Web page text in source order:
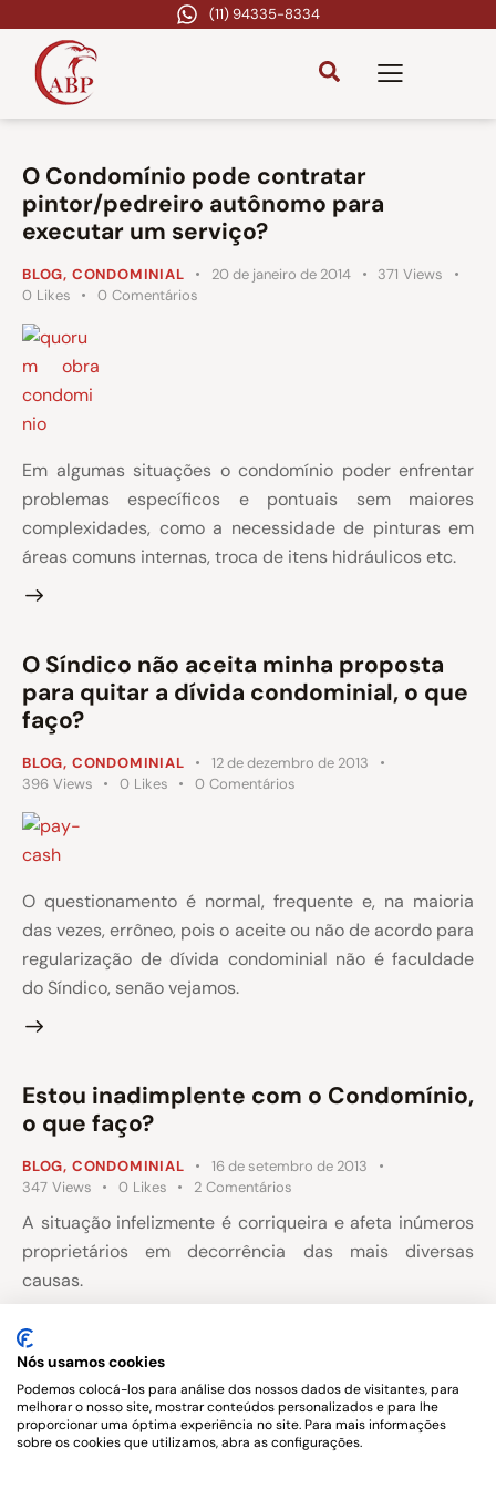
(11) 94335-8334
O Condomínio pode contratar
pintor/pedreiro autônomo para
executar um serviço?
BLOG, CONDOMINIAL 20 de janeiro de 2014 371 Views
0 Likes 0 Comentários
Em algumas situações o condomínio poder enfrentar
problemas específicos e pontuais sem maiores
complexidades, como a necessidade de pinturas em
áreas comuns internas, troca de itens hidráulicos etc.
O Síndico não aceita minha proposta
para quitar a dívida condominial, o que
faço?
BLOG, CONDOMINIAL
12 de dezembro de 2013
396 Views 0 Likes 0 Comentários
O questionamento é normal, frequente e, na maioria
das vezes, errôneo, pois o aceite ou não de acordo para
regularização de dívida condominial não é faculdade
do Síndico, senão vejamos.
Estou inadimplente com o Condomínio,
o que faço?
BLOG, CONDOMINIAL
16 de setembro de 2013
347 Views 0 Likes 2 Comentários
A situação infelizmente é corriqueira e afeta inúmeros
proprietários em decorrência das mais diversas
causas.
No entanto, por mais que existam entendimentos
solidários, a inadimplência é uma situação que causa
impacto na vida condominial e precisa ser
regularizada,
Nós usamos cookies
Podemos colocá-los para análise dos nossos dados de visitantes, para
melhorar o nosso site, mostrar conteúdos personalizados e para lhe
proporcionar uma óptima experiência no site. Para mais informações
sobre os cookies que utilizamos, abra as configurações.